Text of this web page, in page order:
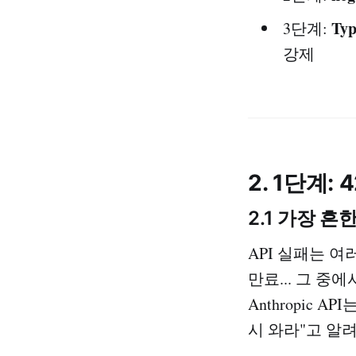
3단계:
강제
2. 1단계:
2.1 가장 흔
API 실패는 여
만료... 그 중
Anthropic API
시 와라"고 알